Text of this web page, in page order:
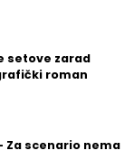
setove zarad
roman
– Za scenario nema